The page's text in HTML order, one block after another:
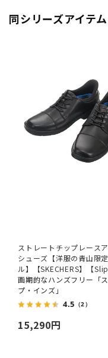
同シリーズアイテ
ストレートチップレース
シューズ【洋服の青山限
ル】【SKECHERS】【
ins】
画期的なハンズフリー「
プ・インズ」
4.5 （2）
15,290円